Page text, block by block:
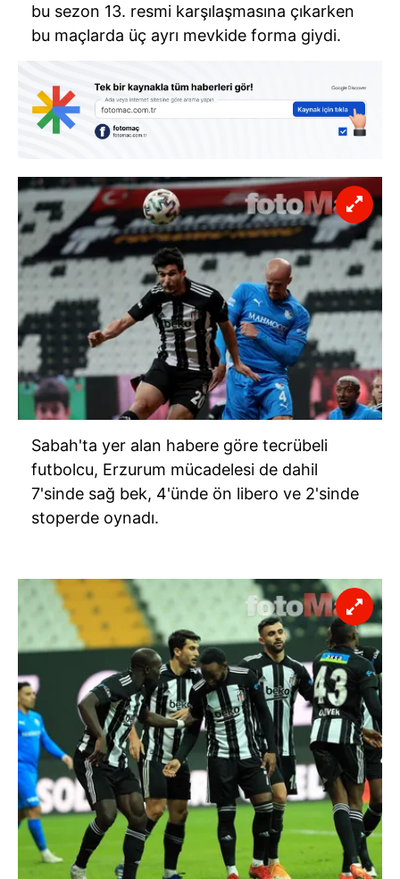
bu sezon 13. resmi karşılaşmasına çıkarken
bu maçlarda üç ayrı mevkide forma giydi.
Sabah'ta yer alan habere göre tecrübeli
futbolcu, Erzurum mücadelesi de dahil
7'sinde sağ bek, 4'ünde ön libero ve 2'sinde
stoperde oynadı.